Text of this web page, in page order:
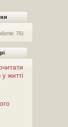
76)
житті